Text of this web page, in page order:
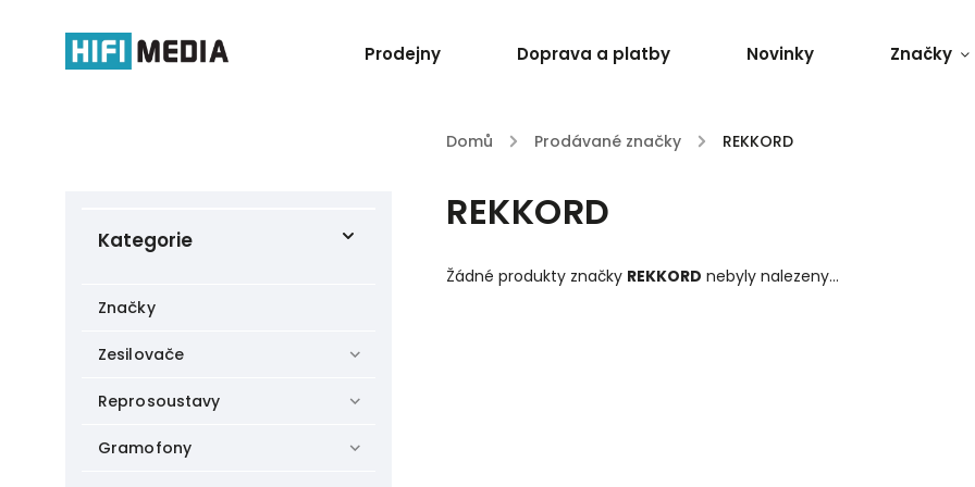
Prodejny Doprava a platby Novinky Značky
Domů / Prodávané značky / REKKORD
Kategorie
Zesilovače
Reprosoustavy
Gramofony
Značky
REKKORD
Žádné produkty značky REKKORD nebyly nalezeny...